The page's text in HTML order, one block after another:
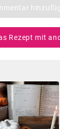
Rezept mit